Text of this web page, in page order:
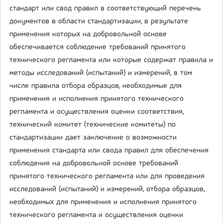
стандарт или свод правил в соответствующий перечень
документов в области стандартизации, в результате
применения которых на добровольной основе
обеспечивается соблюдение требований принятого
технического регламента или которые содержат правила и
методы исследований (испытаний) и измерений, в том
числе правила отбора образцов, необходимые для
применения и исполнения принятого технического
регламента и осуществления оценки соответствия,
технический комитет (технические комитеты) по
стандартизации дает заключение о возможности
применения стандарта или свода правил для обеспечения
соблюдения на добровольной основе требований
принятого технического регламента или для проведения
исследований (испытаний) и измерений, отбора образцов,
необходимых для применения и исполнения принятого
технического регламента и осуществления оценки